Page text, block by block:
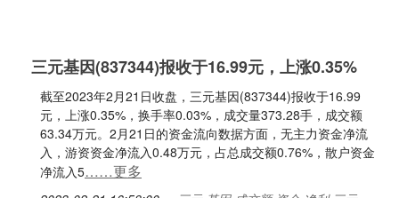
三元基因(837344)报收于16.99元，上涨0.35%
截至2023年2月21日收盘，三元基因(837344)报收于16.99
元，上涨0.35%，换手率0.03%，成交量373.28手，成交额
63.34万元。2月21日的资金流向数据方面，无主力资金净流
入，游资资金净流入0.48万元，占总成交额0.76%，散户资金
净流入5……更多